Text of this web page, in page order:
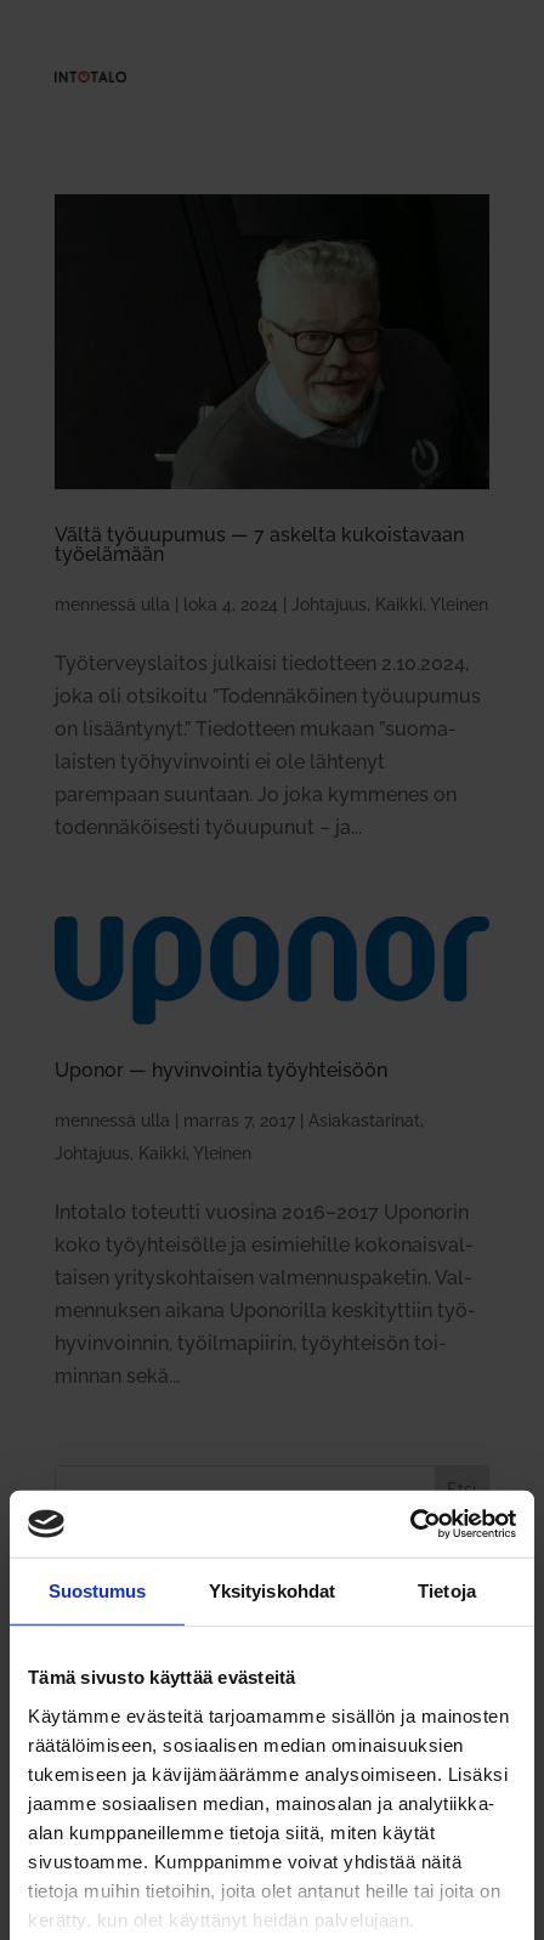
Suostumus Yksityiskohdat Tietoja
Tämä sivusto käyttää evästeitä
Käytämme evästeitä tarjoamamme sisällön ja mainosten
räätälöimiseen, sosiaalisen median ominaisuuksien
tukemiseen ja kävijämäärämme analysoimiseen. Lisäksi
jaamme sosiaalisen median, mainosalan ja analytiikka-
alan kumppaneillemme tietoja siitä, miten käytät
sivustoamme. Kumppanimme voivat yhdistää näitä
tietoja muihin tietoihin, joita olet antanut heille tai joita on
kerätty, kun olet käyttänyt heidän palvelujaan.
Vältä työ­uu­pumus — 7 askelta kukois­tavaan
työ­elämään
mennessä ulla loka 4, 2024 Johtajuus, Kaikki, Yleinen
Työ­ter­veys­laitos jul­kaisi tie­dotteen 2.10.2024,
joka oli otsi­koitu ”Toden­nä­köinen työ­uu­pumus
on lisään­tynyt.” Tie­dotteen mukaan ”suo­ma­
laisten työ­hy­vin­vointi ei ole läh­tenyt
parempaan suuntaan. Jo joka kym­menes on
toden­nä­köi­sesti työ­uu­punut – ja...
Uponor — hyvin­vointia työyh­teisöön
mennessä ulla marras 7, 2017| Asiakastarinat,
Johtajuus, Kaikki, Yleinen
Intotalo toteutti vuosina 2016–2017 Upo­norin
koko työyh­tei­sölle ja esi­mie­hille koko­nais­val­
taisen yri­tys­koh­taisen val­men­nus­pa­ketin. Val­
men­nuksen aikana Upo­no­rilla kes­ki­tyttiin työ­
hy­vin­voinnin, työil­ma­piirin, työyh­teisön toi­
minnan sekä...
Etsi
Viimeisimmät artikkelit
tehdä yrit­täjän arjessa
Vuoden yri­tys­johtaja 2025 Ronit Hovav-
Halonen: Yri­tysidea sai alkunsa perheen ruo­ka­
pöy­dästä
Lauri Ratia: Rat­kai­sujen teke­minen paineen alla
Paremmat pro­sessit – työ­stressi vähenee ja
asiakkaat kiit­tävät